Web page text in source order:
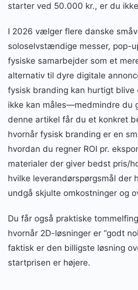
starter ved 50.000 kr., er du
I 2026 vælger flere danske
soloselvstændige messer, pop-
fysiske samarbejder som et
alternativ til dyre digitale
fysisk branding kan hurtigt
ikke kan måles—medmindre du
denne artikel får du et konkret
hvornår fysisk branding er en
hvordan du regner ROI pr.
materialer der giver bedst pris/
hvilke leverandørspørgsmål der
undgå skjulte omkostninger og
Du får også praktiske
hvornår 2D-løsninger er “godt
faktisk er den billigste løsning
startprisen er højere.